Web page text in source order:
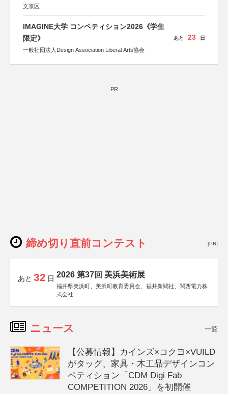
文京区
IMAGINE大学 コンペティション2026《学生
限定》
一般社団法人Design Association Liberal Arts協会
あと 23 日
PR
締め切り直前コンテスト [PR]
あと 32 日 2026 第37回 美浜美術展
福井県美浜町、美浜町教育委員会、福井新聞社、関西電力株
式会社
ニュース 一覧
【公募情報】カインズ×コクヨ×VUILD
がタッグ、家具・木工品デザインコン
ペティション「CDM Digi Fab
COMPETITION 2026」を初開催